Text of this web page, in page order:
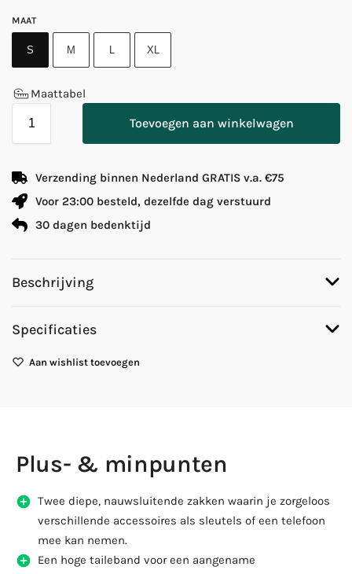
MAAT
S M XL
Maattabel
Toevoegen aan winkelwagen
Verzending binnen Nederland GRATIS v.a. €75
Voor 23:00 besteld, dezelfde dag verstuurd
30 dagen bedenktijd
Beschrijving
Specificaties
Aan wishlist toevoegen
Plus- & minpunten
Twee diepe, nauwsluitende zakken waarin je zorgeloos
verschillende accessoires als sleutels of een telefoon
mee kan nemen.
Een hoge taileband voor een aangename